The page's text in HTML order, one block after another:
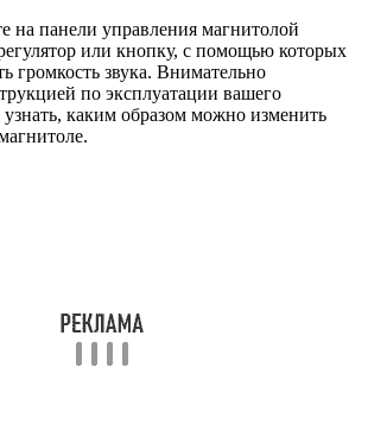
на панели управления магнитолой
или кнопку, с помощью которых
громкость звука. Внимательно
по эксплуатации вашего
каким образом можно изменить